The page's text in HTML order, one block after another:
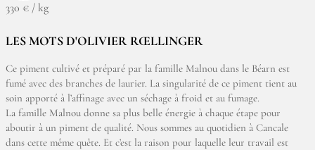
330 € / kg
LES MOTS D'OLIVIER RŒLLINGER
Ce piment cultivé et préparé par la famille Malnou dans le Béarn est
fumé avec des branches de laurier. La singularité de ce piment tient au
soin apporté à l’affinage avec un séchage à froid et au fumage.
La famille Malnou donne sa plus belle énergie à chaque étape pour
aboutir à un piment de qualité. Nous sommes au quotidien à Cancale
dans cette même quête. Et c’est la raison pour laquelle leur travail est